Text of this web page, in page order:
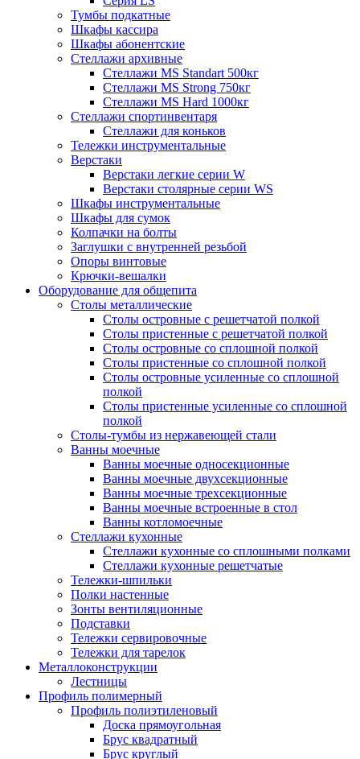
Тумбы подкатные
Шкафы кассира
Шкафы абонентские
Стеллажи архивные
Стеллажи MS Standart 500кг
Стеллажи MS Strong 750кг
Стеллажи MS Hard 1000кг
Стеллажи спортинвентаря
Стеллажи для коньков
Тележки инструментальные
Верстаки
Верстаки легкие серии W
Верстаки столярные серии WS
Шкафы инструментальные
Шкафы для сумок
Колпачки на болты
Заглушки с внутренней резьбой
Опоры винтовые
Крючки-вешалки
Оборудование для общепита
Столы металлические
Столы островные с решетчатой полкой
Столы пристенные с решетчатой полкой
Столы островные со сплошной полкой
Столы пристенные со сплошной полкой
Столы островные усиленные со сплошной
полкой
Столы пристенные усиленные со сплошной
полкой
Столы-тумбы из нержавеющей стали
Ванны моечные
Ванны моечные односекционные
Ванны моечные двухсекционные
Ванны моечные трехсекционные
Ванны моечные встроенные в стол
Ванны котломоечные
Стеллажи кухонные
Стеллажи кухонные со сплошными полками
Стеллажи кухонные решетчатые
Тележки-шпильки
Полки настенные
Зонты вентиляционные
Подставки
Тележки сервировочные
Тележки для тарелок
Металлоконструкции
Лестницы
Профиль полимерный
Профиль полиэтиленовый
Доска прямоугольная
Брус квадратный
Брус круглый